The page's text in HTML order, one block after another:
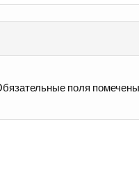
поля помечены